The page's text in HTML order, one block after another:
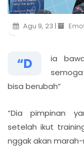
Agu 9, 23 |
“D
ia
bisa berubah”
“Dia pimpinan
setelah ikut
nggak akan